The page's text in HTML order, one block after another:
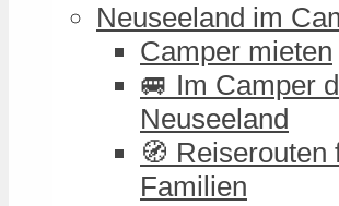
Neuseeland im
Camper mieten
🚐 Im Camper
Neuseeland
🧭 Reiserouten
Familien